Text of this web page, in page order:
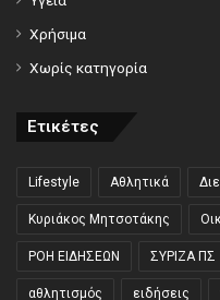
Χρήσιμα
Χωρίς κατηγορία
Ετικέτες
Lifestyle Αθλητικά
Κυριάκος Μητσοτάκης
ΡΟΗ ΕΙΔΗΣΕΩΝ ΣΥΡΙΖΑ ΠΣ
αθλητισμός ειδήσεις